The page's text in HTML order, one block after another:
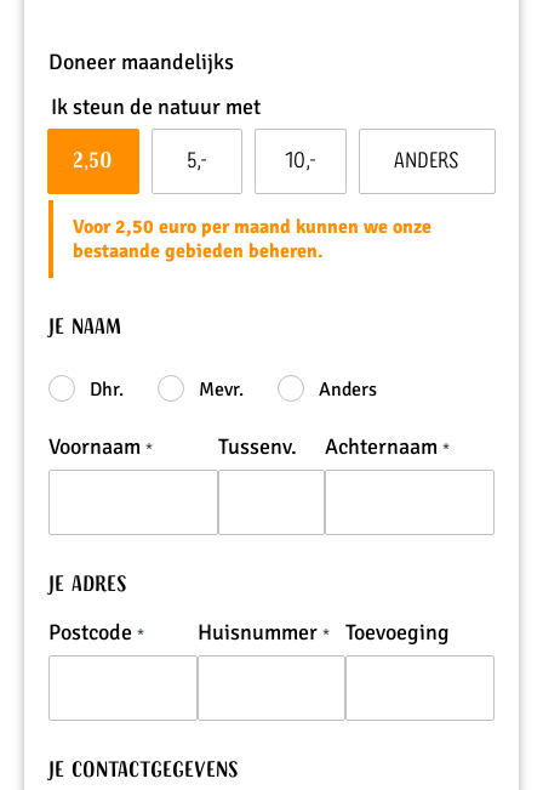
Doneer maandelijks
Ik steun de natuur met
2,50 5,- 10,- Anders
Voor 2,50 euro per maand kunnen we onze
bestaande gebieden beheren.
Je naam
Dhr. Mevr. Anders
Voornaam Tussenv. Achternaam
Je adres
Postcode Huisnummer Toevoeging
Je contactgegevens